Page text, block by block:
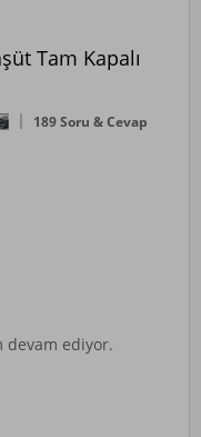
Tam Kapalı
189 Soru & Cevap
ediyor.